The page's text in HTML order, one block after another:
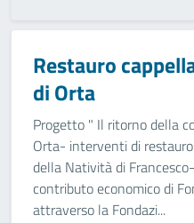
Restauro
di Orta
Progetto " Il ritorno della
Orta- interventi di
della Natività di
contributo economico di
attraverso la Fondazi...